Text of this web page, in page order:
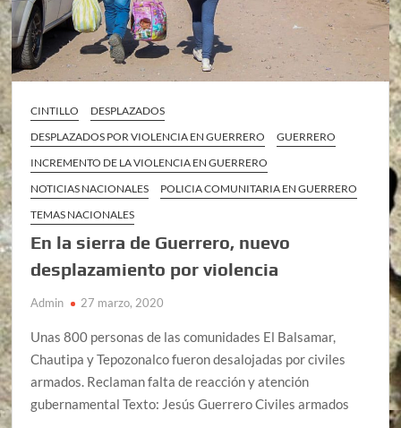
CINTILLO
DESPLAZADOS
DESPLAZADOS POR VIOLENCIA EN GUERRERO
GUERRERO
INCREMENTO DE LA VIOLENCIA EN GUERRERO
NOTICIAS NACIONALES
POLICIA COMUNITARIA EN GUERRERO
TEMAS NACIONALES
En la sierra de Guerrero, nuevo
desplazamiento por violencia
Admin 27 marzo, 2020
Unas 800 personas de las comunidades El Balsamar,
Chautipa y Tepozonalco fueron desalojadas por civiles
armados. Reclaman falta de reacción y atención
gubernamental Texto: Jesús Guerrero Civiles armados